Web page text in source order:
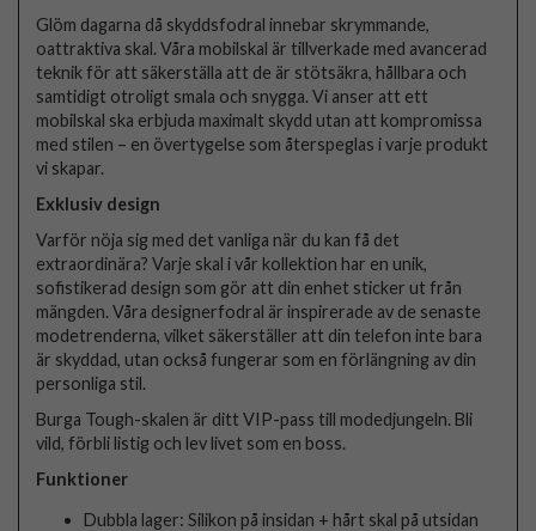
Glöm dagarna då skyddsfodral innebar skrymmande,
oattraktiva skal. Våra mobilskal är tillverkade med avancerad
teknik för att säkerställa att de är stötsäkra, hållbara och
samtidigt otroligt smala och snygga. Vi anser att ett
mobilskal ska erbjuda maximalt skydd utan att kompromissa
med stilen – en övertygelse som återspeglas i varje produkt
vi skapar.
Exklusiv design
Varför nöja sig med det vanliga när du kan få det
extraordinära? Varje skal i vår kollektion har en unik,
sofistikerad design som gör att din enhet sticker ut från
mängden. Våra designerfodral är inspirerade av de senaste
modetrenderna, vilket säkerställer att din telefon inte bara
är skyddad, utan också fungerar som en förlängning av din
personliga stil.
Burga Tough-skalen är ditt VIP-pass till modedjungeln. Bli
vild, förbli listig och lev livet som en boss.
Funktioner
Dubbla lager: Silikon på insidan + hårt skal på utsidan